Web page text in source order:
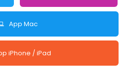
App Mac
iPhone / iPad